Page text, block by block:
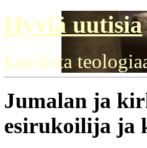
Hyviä uutisia
katolista
Jumalan ja
esirukoilija ja